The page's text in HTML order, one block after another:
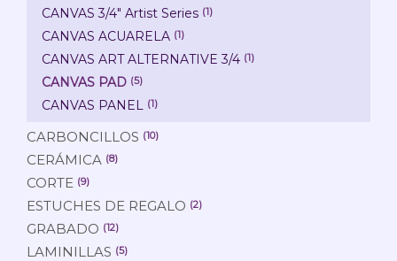
CANVAS 3/4" Artist Series (1)
CANVAS ACUARELA (1)
CANVAS ART ALTERNATIVE 3/4 (1)
CANVAS PAD (5)
CANVAS PANEL (1)
CARBONCILLOS (10)
CERÁMICA (8)
CORTE (9)
ESTUCHES DE REGALO (2)
GRABADO (12)
LAMINILLAS (5)